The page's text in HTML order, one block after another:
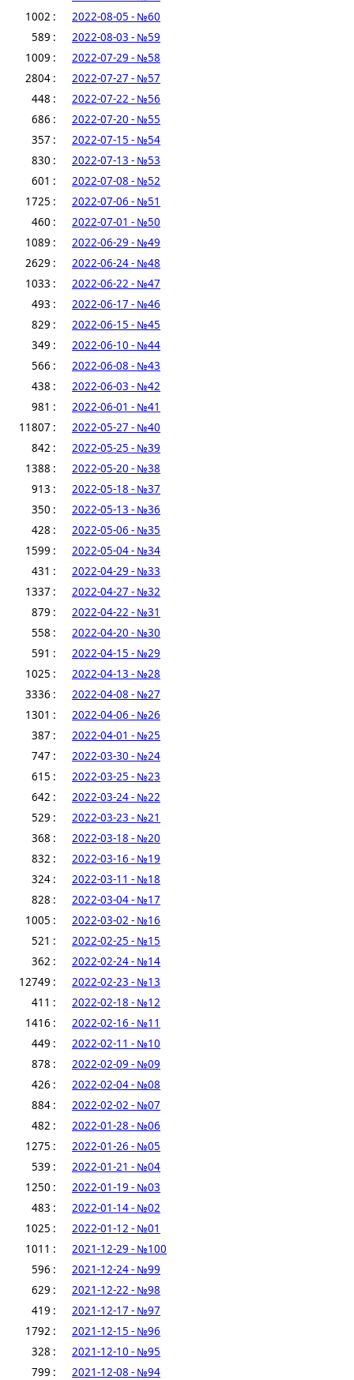
1002 :
2022-08-05 - №60
589 :
2022-08-03 - №59
1009 :
2022-07-29 - №58
2804 :
2022-07-27 - №57
448 :
2022-07-22 - №56
686 :
2022-07-20 - №55
357 :
2022-07-15 - №54
830 :
2022-07-13 - №53
601 :
2022-07-08 - №52
1725 :
2022-07-06 - №51
460 :
2022-07-01 - №50
1089 :
2022-06-29 - №49
2629 :
2022-06-24 - №48
1033 :
2022-06-22 - №47
493 :
2022-06-17 - №46
829 :
2022-06-15 - №45
349 :
2022-06-10 - №44
566 :
2022-06-08 - №43
438 :
2022-06-03 - №42
981 :
2022-06-01 - №41
11807 :
2022-05-27 - №40
842 :
2022-05-25 - №39
1388 :
2022-05-20 - №38
913 :
2022-05-18 - №37
350 :
2022-05-13 - №36
428 :
2022-05-06 - №35
1599 :
2022-05-04 - №34
431 :
2022-04-29 - №33
1337 :
2022-04-27 - №32
879 :
2022-04-22 - №31
558 :
2022-04-20 - №30
591 :
2022-04-15 - №29
1025 :
2022-04-13 - №28
3336 :
2022-04-08 - №27
1301 :
2022-04-06 - №26
387 :
2022-04-01 - №25
747 :
2022-03-30 - №24
615 :
2022-03-25 - №23
642 :
2022-03-24 - №22
529 :
2022-03-23 - №21
368 :
2022-03-18 - №20
832 :
2022-03-16 - №19
324 :
2022-03-11 - №18
828 :
2022-03-04 - №17
1005 :
2022-03-02 - №16
521 :
2022-02-25 - №15
362 :
2022-02-24 - №14
12749 :
2022-02-23 - №13
411 :
2022-02-18 - №12
1416 :
2022-02-16 - №11
449 :
2022-02-11 - №10
878 :
2022-02-09 - №09
426 :
2022-02-04 - №08
884 :
2022-02-02 - №07
482 :
2022-01-28 - №06
1275 :
2022-01-26 - №05
539 :
2022-01-21 - №04
1250 :
2022-01-19 - №03
483 :
2022-01-14 - №02
1025 :
2022-01-12 - №01
1011 :
2021-12-29 - №100
596 :
2021-12-24 - №99
629 :
2021-12-22 - №98
419 :
2021-12-17 - №97
1792 :
2021-12-15 - №96
328 :
2021-12-10 - №95
799 :
2021-12-08 - №94